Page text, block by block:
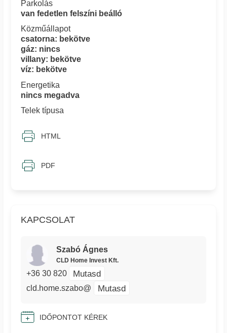
KAPCSOLAT
Szabó Ágnes
CLD Home Invest Kft.
+36 30 820 Mutasd
cld.home.szabo@ Mutasd
IDŐPONTOT KÉREK
Parkolás
van fedetlen felszíni beálló
Közműállapot
csatorna: bekötve
gáz: nincs
villany: bekötve
víz: bekötve
Energetika
nincs megadva
Telek típusa
HTML
PDF